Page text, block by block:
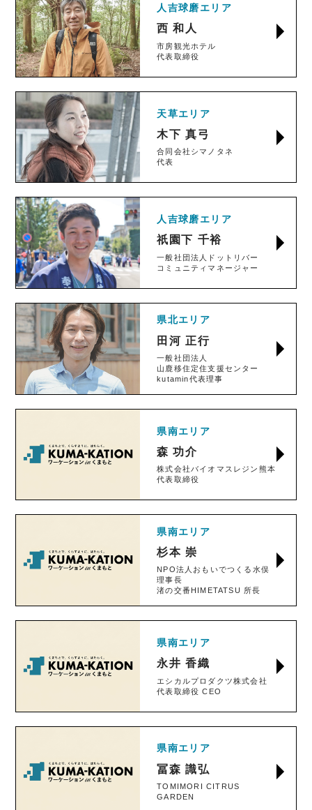
人吉球磨エリア
西 和人
市房観光ホテル
代表取締役
天草エリア
木下 真弓
合同会社シマノタネ
代表
人吉球磨エリア
祇園下 千裕
一般社団法人ドットリバー
コミュニティマネージャー
県北エリア
田河 正行
一般社団法人
山鹿移住定住支援センター
kutamin代表理事
県南エリア
森 功介
株式会社バイオマスレジン熊本
代表取締役
県南エリア
杉本 崇
NPO法人おもいでつくる水俣
理事長
渚の交番HIMETATSU 所長
県南エリア
永井 香織
エシカルプロダクツ株式会社
代表取締役 CEO
県南エリア
冨森 識弘
TOMIMORI CITRUS
GARDEN